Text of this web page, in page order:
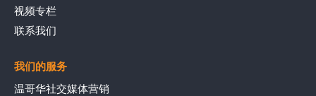
视频专栏
联系我们
我们的服务
温哥华社交媒体营销